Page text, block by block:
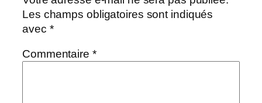
Les champs obligatoires sont indiqués
avec *
Commentaire *